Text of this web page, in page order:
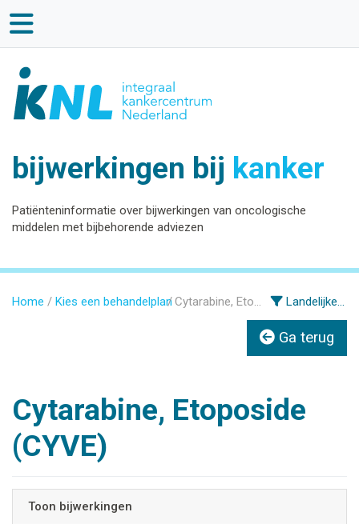
bijwerkingen bij kanker
Patiënteninformatie over bijwerkingen van oncologische
middelen met bijbehorende adviezen
Home Kies een behandelplan Cytarabine, Etoposide (CYVE) Landelijke informatie
Ga terug
Cytarabine, Etoposide
(CYVE)
Toon bijwerkingen